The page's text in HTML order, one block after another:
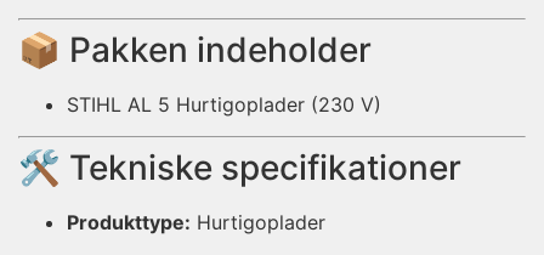
📦 Pakken indeholder
STIHL AL 5 Hurtigoplader (230 V)
🛠️ Tekniske specifikationer
Produkttype: Hurtigoplader